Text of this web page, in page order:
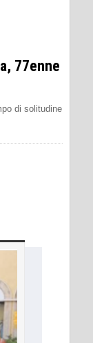
77enne
di solitudine